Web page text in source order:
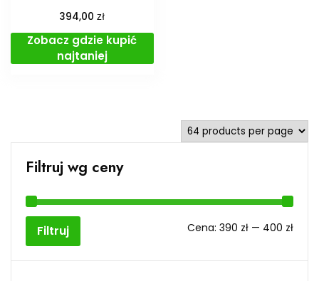
394,00zł
Zobacz gdzie kupić
najtaniej
Filtruj wg ceny
Cena
Cena
Filtruj Cena: 390 zł — 400 zł